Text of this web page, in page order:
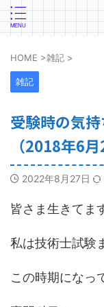
HOME >雑記 >
雑記
受験時の気
（2018年6月
2022年8月27日
皆さま生きてま
私は技術士試験
この時期になっ